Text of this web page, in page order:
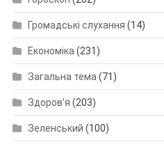
Громадські слухання (14)
Економіка (231)
Загальна тема (71)
Здоров'я (203)
Зеленський (100)